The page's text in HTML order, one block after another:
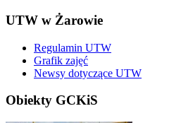
UTW w Żarowie
Regulamin UTW
Grafik zajęć
Newsy dotyczące UTW
Obiekty GCKiS